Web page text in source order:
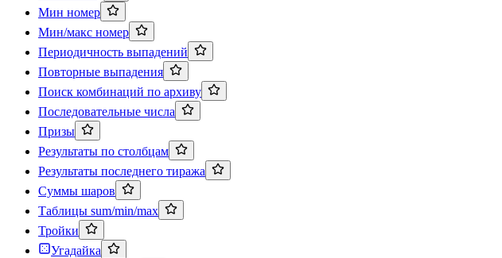
Мин номер
Мин/макс номер
Периодичность выпадений
Повторные выпадения
Поиск комбинаций по архиву
Последовательные числа
Призы
Результаты по столбцам
Результаты последнего тиража
Суммы шаров
Таблицы sum/min/max
Тройки
Угадайка